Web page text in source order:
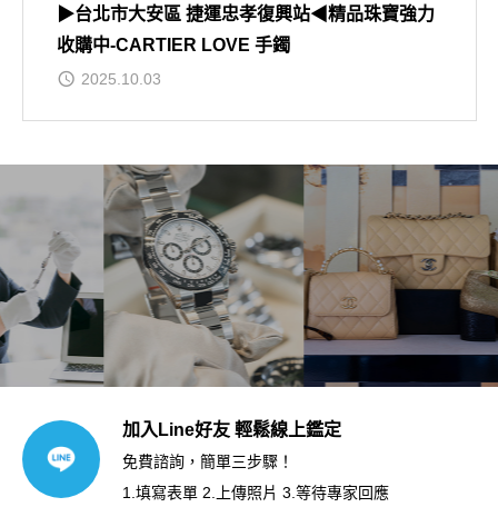
▶台北市大安區 捷運忠孝復興站◀精品珠寶強力
收購中-CARTIER LOVE 手鐲
2025.10.03
加入Line好友 輕鬆線上鑑定
免費諮詢，簡單三步驟！
1.填寫表單 2.上傳照片 3.等待專家回應